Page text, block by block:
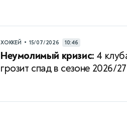
ХОККЕЙ • 15/07/2026 10:46
Неумолимый кризис: 4
грозит спад в сезоне 2026/27